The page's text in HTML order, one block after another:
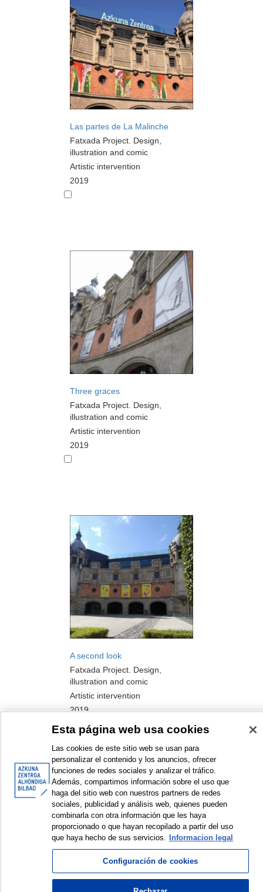
Las partes de La Malinche
Fatxada Project. Design,
illustration and comic
Artistic intervention
2019
Three graces
Fatxada Project. Design,
illustration and comic
Artistic intervention
2019
A second look
Fatxada Project. Design,
illustration and comic
Artistic intervention
2019
< Items sorted by: 1 to 5 of 5 >
© Azkuna Zentroa - Alhóndiga Bilbao
Esta página web usa cookies
Las cookies de este sitio web se usan para
personalizar el contenido y los anuncios, ofrecer
funciones de redes sociales y analizar el tráfico.
Además, compartimos información sobre el uso que
haga del sitio web con nuestros partners de redes
sociales, publicidad y análisis web, quienes pueden
combinarla con otra información que les haya
proporcionado o que hayan recopilado a partir del uso
que haya hecho de sus servicios.
Informacion legal
Configuración de cookies